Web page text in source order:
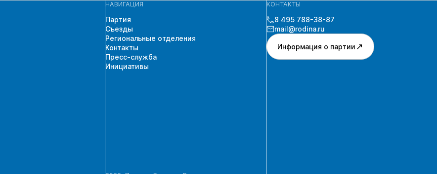
НАВИГАЦИЯ
Партия
Съезды
Региональные отделения
Контакты
Пресс-служба
Инициативы
КОНТАКТЫ
8 495 788-38-87
mail@rodina.ru
Информация о партии